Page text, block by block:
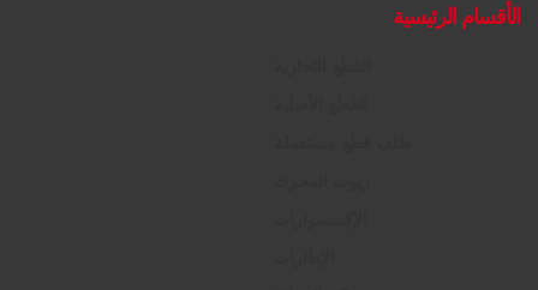
الأقسام الرئيسية